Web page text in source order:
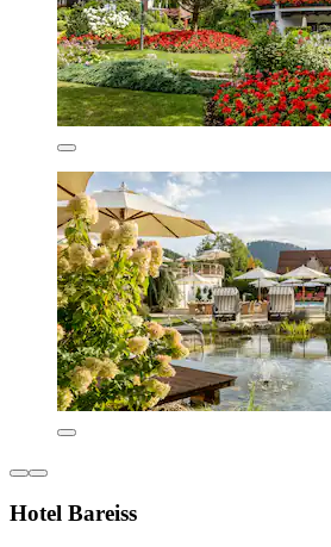
Hotel Bareiss